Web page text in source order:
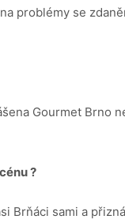
problémy se
Gourmet Brno
?
Brňáci sami a